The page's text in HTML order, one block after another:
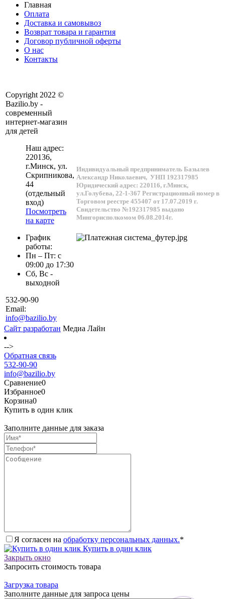
Главная
Оплата
Доставка и самовывоз
Возврат товара и гарантия
Договор публичной оферты
О нас
Контакты
Copyright 2022 ©
Bazilio.by -
современный
интернет-магазин
для детей
Наш адрес:
220136,
г.Минск, ул.
Скрипникова,
44
(отдельный
вход)
Посмотреть
на карте
График
работы:
Пн – Пт: с
09:00 до 17:30
Сб, Вс -
выходной
532-90-90
Email:
info@bazilio.by
Индивидуальный предприниматель Базылев
Александр Николаевич, УНП 192317985
Юридический адрес: 220116, г.Минск,
ул.Голубева, 22-1-367 Регистрационный номер в
Торговом реестре 455407 от 17.07.2019 г.
Свидетельство №192317985 выдано
Мингорисполкомом 06.08.2014г.
Сайт разработан Медиа Лайн
-->
Обратная связь
532-90-90
info@bazilio.by
Сравнение0
Избранное0
Корзина0
Купить в один клик
Заполните данные для заказа
Я согласен на обработку персональных данных.*
Купить в один клик
Закрыть окно
Запросить стоимость товара
Загрузка товара
Заполните данные для запроса цены